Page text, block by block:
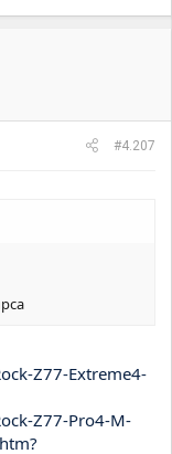
#4.207
Z77-Extreme4-
Z77-Pro4-M-